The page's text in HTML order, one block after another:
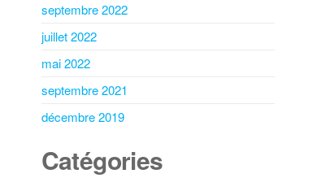
septembre 2022
juillet 2022
mai 2022
septembre 2021
décembre 2019
Catégories